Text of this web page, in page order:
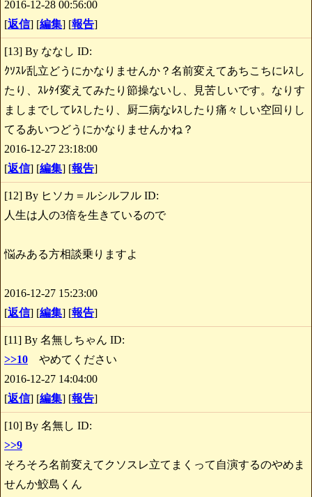
2016-12-28 00:56:00
[返信] [編集] [報告]
[13] By ななし ID:
ｸｿｽﾚ乱立どうにかなりませんか？名前変えてあちこちにﾚｽし
たり、ｽﾚﾀｲ変えてみたり節操ないし、見苦しいです。なりす
ましまでしてﾚｽしたり、厨二病なﾚｽしたり痛々しい空回りし
てるあいつどうにかなりませんかね？
2016-12-27 23:18:00
[返信] [編集] [報告]
[12] By ヒソカ＝ルシルフル ID:
人生は人の3倍を生きているので
悩みある方相談乗りますよ
2016-12-27 15:23:00
[返信] [編集] [報告]
[11] By 名無しちゃん ID:
>>10 やめてください
2016-12-27 14:04:00
[返信] [編集] [報告]
[10] By 名無し ID:
>>9
そろそろ名前変えてクソスレ立てまくって自演するのやめま
せんか鮫島くん